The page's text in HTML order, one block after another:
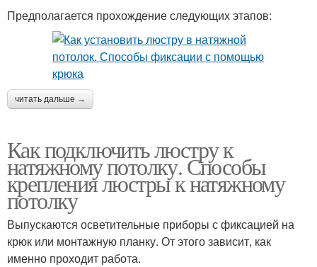
Предполагается прохождение следующих этапов:
читать дальше →
Как подключить люстру к
натяжному потолку. Способы
крепления люстры к натяжному
потолку
Выпускаются осветительные приборы с фиксацией на
крюк или монтажную планку. От этого зависит, как
именно проходит работа.